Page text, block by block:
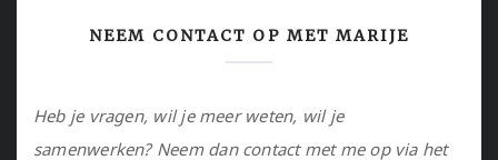
NEEM CONTACT OP MET MARIJE
Heb je vragen, wil je meer weten, wil je
samenwerken? Neem dan contact met me op via het